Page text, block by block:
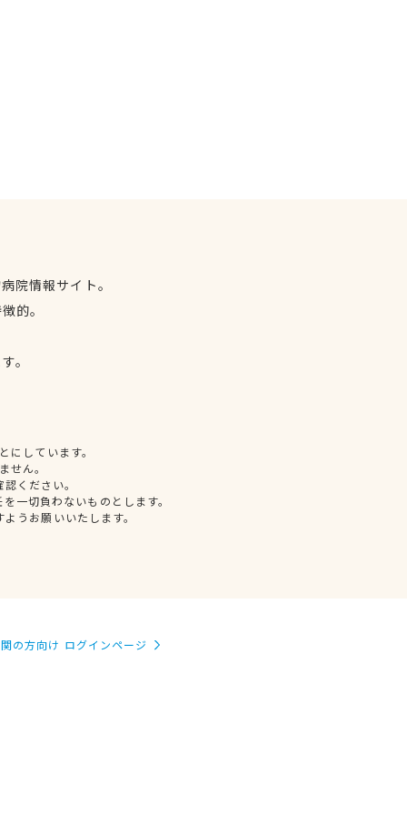
院情報サイト。
的。
。
しています。
せん。
ください。
一切負わないものとします。
うお願いいたします。
の方向け ログインページ